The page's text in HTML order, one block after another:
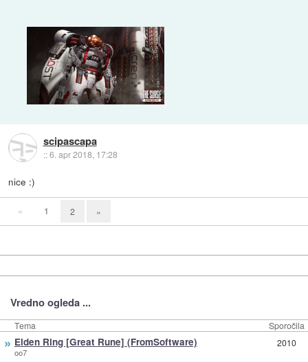
scipascapa
::6. apr 2018, 17:28
nice :)
« 1 2 »
Vredno ogleda ...
Tema Sporočila
» Elden Ring [Great Rune] (FromSoftware)
oo7
2010